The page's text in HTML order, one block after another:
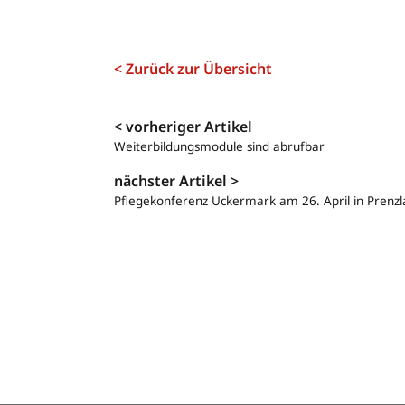
< Zurück zur Übersicht
Navigation
< vorheriger Artikel
Weiterbildungsmodule sind abrufbar
nächster Artikel >
Pflegekonferenz Uckermark am 26. April in